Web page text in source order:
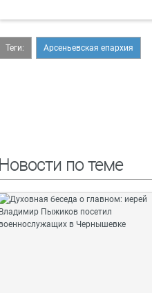
Теги: Арсеньевская епархия
Новости по теме